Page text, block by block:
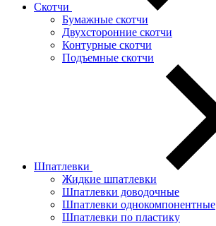
Скотчи
Бумажные скотчи
Двухсторонние скотчи
Контурные скотчи
Подъемные скотчи
Шпатлевки
Жидкие шпатлевки
Шпатлевки доводочные
Шпатлевки однокомпонентные
Шпатлевки по пластику